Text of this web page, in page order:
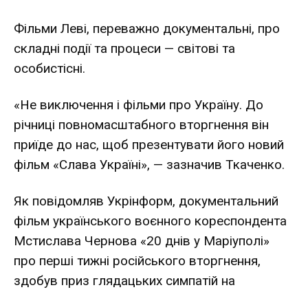
Фільми Леві, переважно документальні, про
складні події та процеси — світові та
особистісні.
«Не виключення і фільми про Україну. До
річниці повномасштабного вторгнення він
приїде до нас, щоб презентувати його новий
фільм «Слава Україні», — зазначив Ткаченко.
Як повідомляв Укрінформ, документальний
фільм українського воєнного кореспондента
Мстислава Чернова «20 днів у Маріуполі»
про перші тижні російського вторгнення,
здобув приз глядацьких симпатій на